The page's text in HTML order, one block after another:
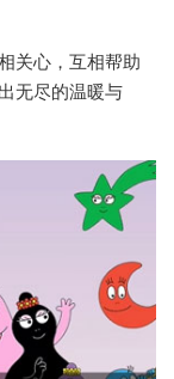
关心，互相帮助
无尽的温暖与